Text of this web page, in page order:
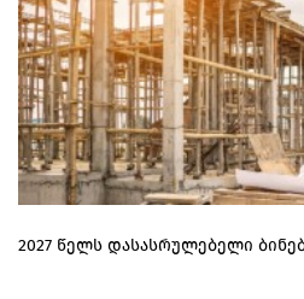
2027 წელს დასასრულებელი